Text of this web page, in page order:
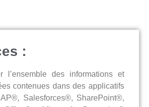
:
l’ensemble des informations et
contenues dans des applicatifs
Salesforces®, SharePoint®,